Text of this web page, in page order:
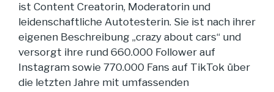
ist Content Creatorin, Moderatorin und
leidenschaftliche Autotesterin. Sie ist nach ihrer
eigenen Beschreibung „crazy about cars“ und
versorgt ihre rund 660.000 Follower auf
Instagram sowie 770.000 Fans auf TikTok über
die letzten Jahre mit umfassenden